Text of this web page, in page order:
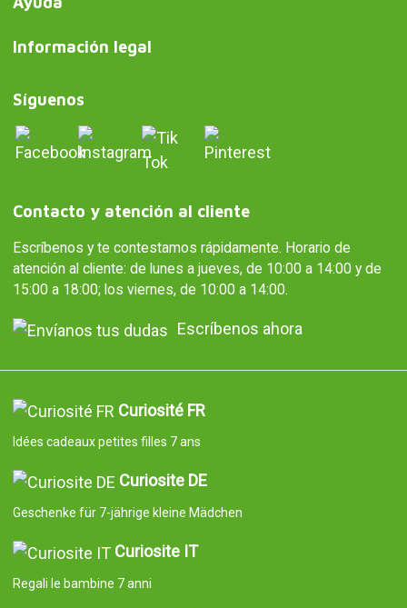
Información legal
Síguenos
Contacto y atención al cliente
Escríbenos y te contestamos rápidamente. Horario de
atención al cliente: de lunes a jueves, de 10:00 a 14:00 y de
15:00 a 18:00; los viernes, de 10:00 a 14:00.
Escríbenos ahora
Curiosité FR
Idées cadeaux petites filles 7 ans
Curiosite DE
Geschenke für 7-jährige kleine Mädchen
Curiosite IT
Regali le bambine 7 anni